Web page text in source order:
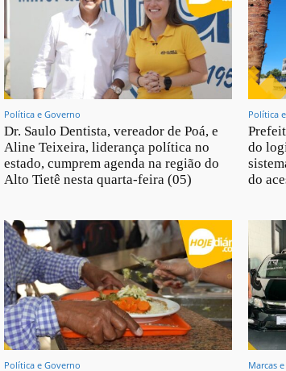
Política e Governo
Dr. Saulo Dentista, vereador de Poá, e
Aline Teixeira, liderança política no
estado, cumprem agenda na região do
Alto Tietê nesta quarta-feira (05)
Política
do
do
Política e Governo Marcas